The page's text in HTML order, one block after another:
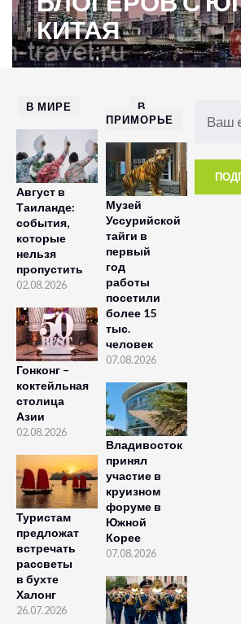
КИТАЯ
В МИРЕ
Август в
Таиланде:
события,
которые
нельзя
пропустить
02.08.2026
Гонконг –
коктейльная
столица
Азии
02.08.2026
Туристам
предложат
встречать
рассветы
в бухте
Халонг
26.07.2026
В
ПРИМОРЬЕ
Музей
Уссурийской
тайги в
первый
год
работы
посетили
более 15
тыс.
человек
07.08.2026
Владивосток
принял
участие в
круизном
форуме в
Южной
Корее
07.08.2026